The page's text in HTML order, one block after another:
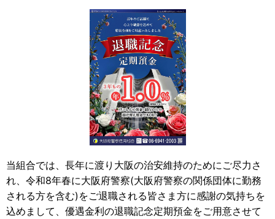
当組合では、長年に渡り大阪の治安維持のためにご尽力さ
れ、令和8年春に大阪府警察(大阪府警察の関係団体に勤務
される方を含む)をご退職される皆さま方に感謝の気持ちを
込めまして、優遇金利の退職記念定期預金をご用意させて